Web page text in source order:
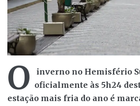
O
inverno no Hemisfério
oficialmente às 5h24
estação mais fria do ano é